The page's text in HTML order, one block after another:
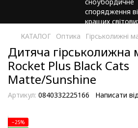
КАТАЛОГ Оптика Гірськолижні
Дитяча гірськолижна
Rocket Plus Black Cats
Matte/Sunshine
Артикул: 0840332225166 Написати
−25%